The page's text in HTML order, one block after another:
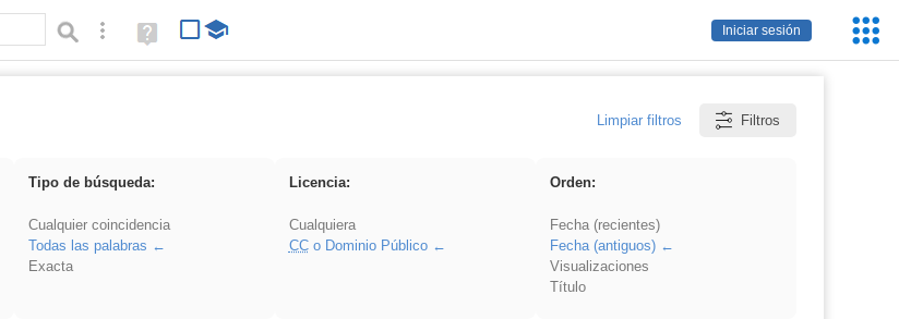
Iniciar sesión
Búsqueda avanzada
Ayuda
(en
Limpiar filtros Filtros
Tipo de búsqueda:
Cualquier coincidencia
Todas las palabras
Exacta
Licencia:
Cualquiera
CCo Dominio Público
Orden:
Fecha (recientes)
Fecha (antiguos)
Visualizaciones
Título